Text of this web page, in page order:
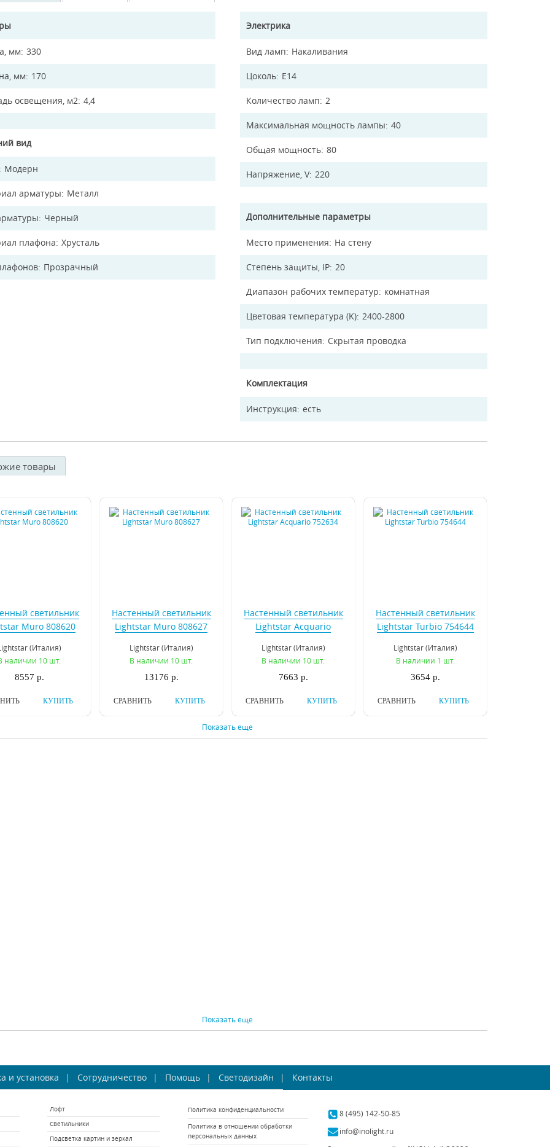
мм 330
мм 170
освещения, м2 4,4
вид
Модерн
арматуры Металл
Черный
плафона Хрусталь
Прозрачный
Электрика
Вид ламп Накаливания
Цоколь E14
Количество ламп 2
Максимальная мощность лампы 40
Общая мощность 80
Напряжение, V 220
Дополнительные параметры
Место применения На стену
Степень защиты, IP 20
Диапазон рабочих температур комнатная
Цветовая температура (K) 2400-2800
Тип подключения Скрытая проводка
Комплектация
Инструкция есть
товары
светильник
Muro 808620
(Италия)
наличии 10 шт.
8557 р.
КУПИТЬ
Настенный светильник
Lightstar Muro 808627
Lightstar (Италия)
В наличии 10 шт.
13176 р.
КУПИТЬ
СРАВНИТЬ
Настенный светильник
Lightstar Acquario
Lightstar (Италия)
В наличии 10 шт.
7663 р.
КУПИТЬ
СРАВНИТЬ
Настенный светильник
Lightstar Turbio 754644
Lightstar (Италия)
В наличии 1 шт.
3654 р.
КУПИТЬ
СРАВНИТЬ
светильник
Luce Grassо
SL789.421.01
наличии 30 шт.
Настенный светильник
Osgona Limpio 722640
В наличии 10 шт.
Настенный светильник
Osgona Limpio 722660
В наличии 10 шт.
8977 р.
Настенный светильник
725623
В наличии 10 шт.
Показать еще
Показать еще
и установка Сотрудничество Помощь Светодизайн Контакты
Лофт
Светильники
Подсветка картин и зеркал
Политика конфиденциальности
Политика в отношении обработки
персональных данных
8 (495) 142-50-85
info@inolight.ru